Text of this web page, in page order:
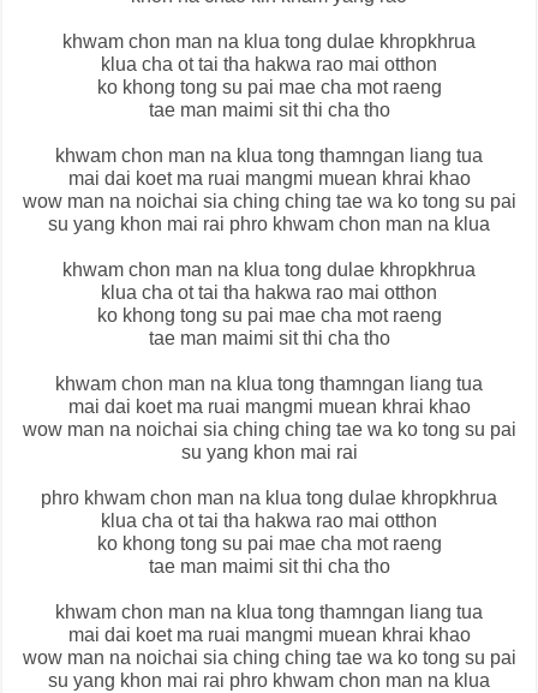
khwam chon man na klua tong dulae khropkhrua
klua cha ot tai tha hakwa rao mai otthon
ko khong tong su pai mae cha mot raeng
tae man maimi sit thi cha tho
khwam chon man na klua tong thamngan liang tua
mai dai koet ma ruai mangmi muean khrai khao
wow man na noichai sia ching ching tae wa ko tong su pai
su yang khon mai rai phro khwam chon man na klua
khwam chon man na klua tong dulae khropkhrua
klua cha ot tai tha hakwa rao mai otthon
ko khong tong su pai mae cha mot raeng
tae man maimi sit thi cha tho
khwam chon man na klua tong thamngan liang tua
mai dai koet ma ruai mangmi muean khrai khao
wow man na noichai sia ching ching tae wa ko tong su pai
su yang khon mai rai
phro khwam chon man na klua tong dulae khropkhrua
klua cha ot tai tha hakwa rao mai otthon
ko khong tong su pai mae cha mot raeng
tae man maimi sit thi cha tho
khwam chon man na klua tong thamngan liang tua
mai dai koet ma ruai mangmi muean khrai khao
wow man na noichai sia ching ching tae wa ko tong su pai
su yang khon mai rai phro khwam chon man na klua